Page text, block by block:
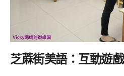
芝蔴街美語：互動遊戲